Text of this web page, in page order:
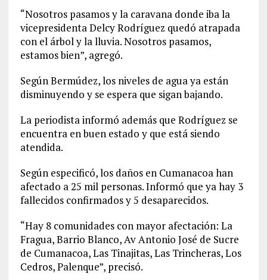
“Nosotros pasamos y la caravana donde iba la
vicepresidenta Delcy Rodríguez quedó atrapada
con el árbol y la lluvia. Nosotros pasamos,
estamos bien”, agregó.
Según Bermúdez, los niveles de agua ya están
disminuyendo y se espera que sigan bajando.
La periodista informó además que Rodríguez se
encuentra en buen estado y que está siendo
atendida.
Según especificó, los daños en Cumanacoa han
afectado a 25 mil personas. Informó que ya hay 3
fallecidos confirmados y 5 desaparecidos.
“Hay 8 comunidades con mayor afectación: La
Fragua, Barrio Blanco, Av Antonio José de Sucre
de Cumanacoa, Las Tinajitas, Las Trincheras, Los
Cedros, Palenque”, precisó.